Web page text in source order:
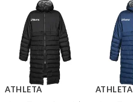
ATHLETA ATHLETA